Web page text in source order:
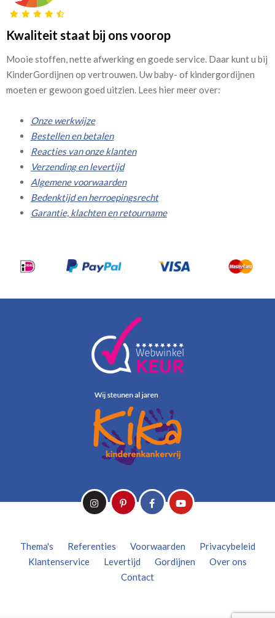
Kwaliteit staat bij ons voorop
Mooie stoffen, nette afwerking en goede service. Daar kunt u bij
KinderGordijnen op vertrouwen. Uw baby- of kindergordijnen
moeten er gewoon goed uitzien. Lees hier meer over:
Onze werkwijze
Bestellen en betalen
Reacties van onze klanten
Verzending en levertijd
Algemene voorwaarden
Bedenktijd en herroepingsrecht
Garantie, klachten en retourname
Thema's Referenties Voorwaarden
Privacybeleid
Klantenservice
Levertijd Gordijnen
Over ons
Contact